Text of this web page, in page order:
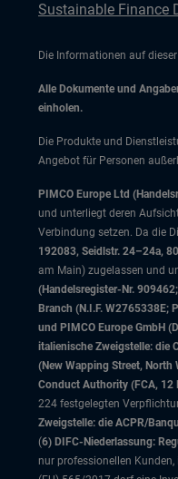
Sustainable Finance
Die Informationen auf
Alle Dokumente und
einholen.
Die Produkte und
Angebot für Personen
PIMCO Europe Ltd
und unterliegt deren
Verbindung setzen. Da die
192083, Seidlstr. 24–24a,
am Main) zugelassen und
(Handelsregister-Nr.
Branch (N.I.F. W2765338E;
und PIMCO Europe GmbH
italienische Zweigstelle: die
(New Wapping Street, North
Conduct Authority (FCA, 12
224 festgelegten
Zweigstelle: die ACPR/
(6) DIFC-Niederlassung:
nur professionellen